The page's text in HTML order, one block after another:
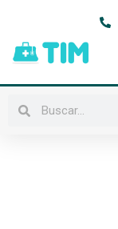
contenido
Buscar